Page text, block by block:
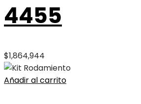
4455
$1,864,944
Añadir al carrito